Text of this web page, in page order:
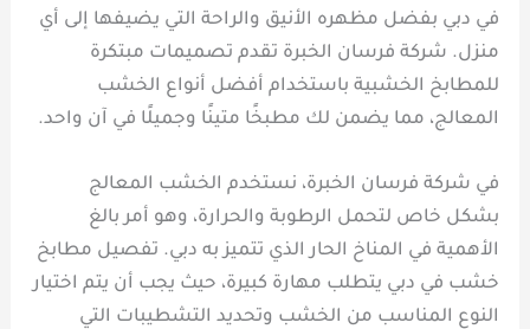
في دبي بفضل مظهره الأنيق والراحة التي يضيفها إلى أي
منزل. شركة فرسان الخبرة تقدم تصميمات مبتكرة
للمطابخ الخشبية باستخدام أفضل أنواع الخشب
المعالج، مما يضمن لك مطبخًا متينًا وجميلًا في آن واحد.
في شركة فرسان الخبرة، نستخدم الخشب المعالج
بشكل خاص لتحمل الرطوبة والحرارة، وهو أمر بالغ
الأهمية في المناخ الحار الذي تتميز به دبي. تفصيل مطابخ
خشب في دبي يتطلب مهارة كبيرة، حيث يجب أن يتم اختيار
النوع المناسب من الخشب وتحديد التشطيبات التي